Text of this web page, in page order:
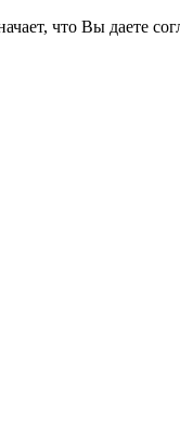
что Вы даете